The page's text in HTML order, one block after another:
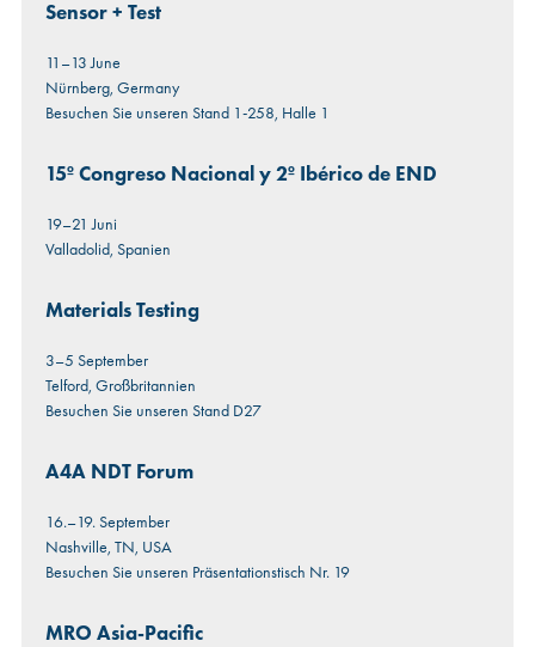
Sensor + Test
11–13 June
Nürnberg, Germany
Besuchen Sie unseren Stand 1-258, Halle 1
15º Congreso Nacional y 2º Ibérico de END
19–21 Juni
Valladolid, Spanien
Materials Testing
3–5 September
Telford, Großbritannien
Besuchen Sie unseren Stand D27
A4A NDT Forum
16.–19. September
Nashville, TN, USA
Besuchen Sie unseren Präsentationstisch Nr. 19
MRO Asia-Pacific